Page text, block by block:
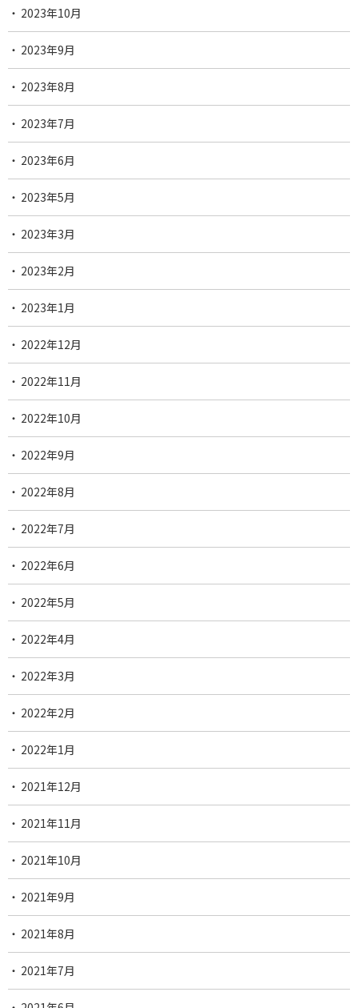
2023年10月
2023年9月
2023年8月
2023年7月
2023年6月
2023年5月
2023年3月
2023年2月
2023年1月
2022年12月
2022年11月
2022年10月
2022年9月
2022年8月
2022年7月
2022年6月
2022年5月
2022年4月
2022年3月
2022年2月
2022年1月
2021年12月
2021年11月
2021年10月
2021年9月
2021年8月
2021年7月